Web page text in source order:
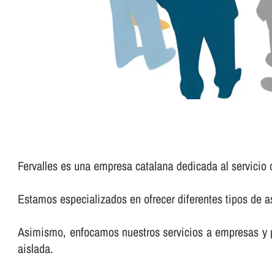
Fervalles es una empresa catalana dedicada al
Estamos especializados en ofrecer diferentes tipos de
Asimismo, enfocamos nuestros servicios a empresas
aislada.